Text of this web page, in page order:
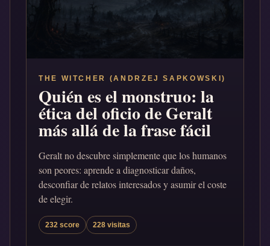
THE WITCHER (ANDRZEJ SAPKOWSKI)
Quién es el monstruo: la
ética del oficio de Geralt
más allá de la frase fácil
Geralt no descubre simplemente que los humanos
son peores: aprende a diagnosticar daños,
desconfiar de relatos interesados y asumir el coste
de elegir.
232 score 228 visitas